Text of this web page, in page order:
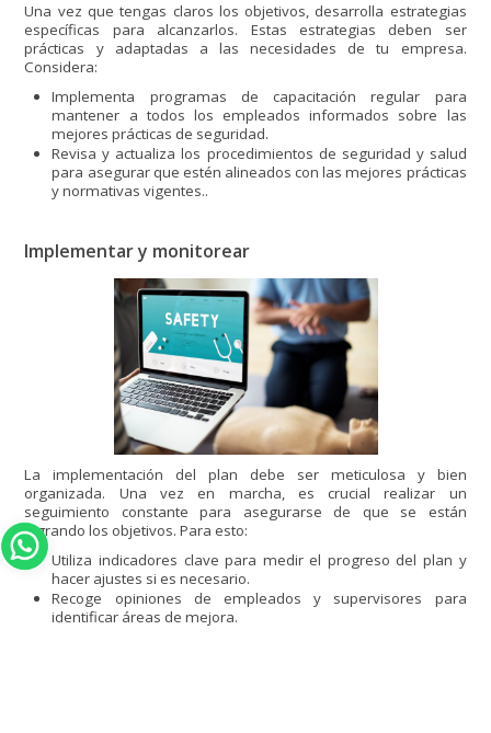
Una vez que tengas claros los objetivos, desarrolla estrategias
específicas para alcanzarlos. Estas estrategias deben ser
prácticas y adaptadas a las necesidades de tu empresa.
Considera:
Implementa programas de capacitación regular para
mantener a todos los empleados informados sobre las
mejores prácticas de seguridad.
Revisa y actualiza los procedimientos de seguridad y salud
para asegurar que estén alineados con las mejores prácticas
y normativas vigentes..
Implementar y monitorear
La implementación del plan debe ser meticulosa y bien
organizada. Una vez en marcha, es crucial realizar un
seguimiento constante para asegurarse de que se están
logrando los objetivos. Para esto:
Utiliza indicadores clave para medir el progreso del plan y
hacer ajustes si es necesario.
Recoge opiniones de empleados y supervisores para
identificar áreas de mejora.